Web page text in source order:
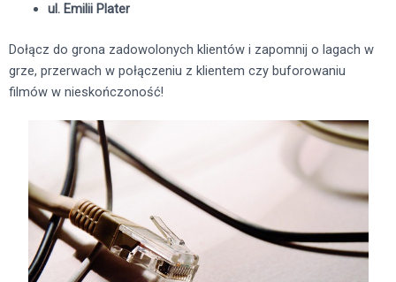
ul. Emilii Plater
Dołącz do grona zadowolonych klientów i zapomnij o lagach w
grze, przerwach w połączeniu z klientem czy buforowaniu
filmów w nieskończoność!